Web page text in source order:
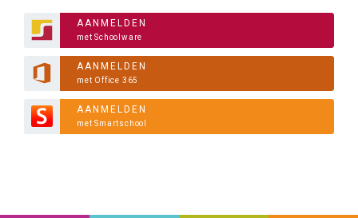
AANMELDEN
met Schoolware
AANMELDEN
met Office 365
AANMELDEN
met Smartschool